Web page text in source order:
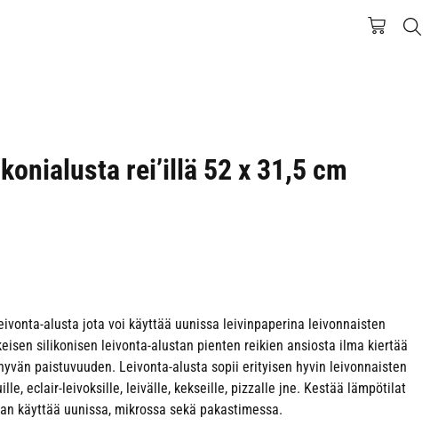
rei’illä 52 x 31,5 cm
alusta jota voi käyttää uunissa leivinpaperina leivonnaisten
silikonisen leivonta-alustan pienten reikien ansiosta ilma kiertää
paistuvuuden. Leivonta-alusta sopii erityisen hyvin leivonnaisten
eclair-leivoksille, leivälle, kekseille, pizzalle jne. Kestää lämpötilat
käyttää uunissa, mikrossa sekä pakastimessa.